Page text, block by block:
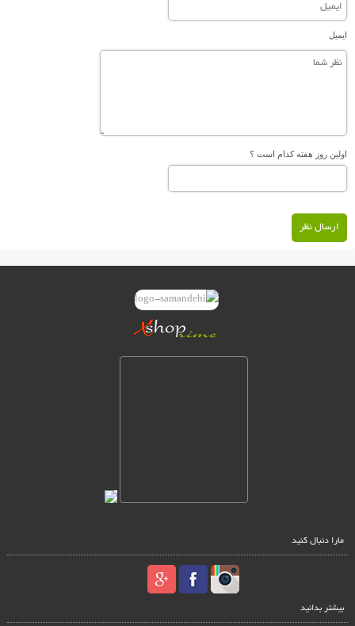
ایمیل
اولین روز هفته کدام است ؟
ارسال نظر
مارا دنبال کنید
بیشتر بدانید